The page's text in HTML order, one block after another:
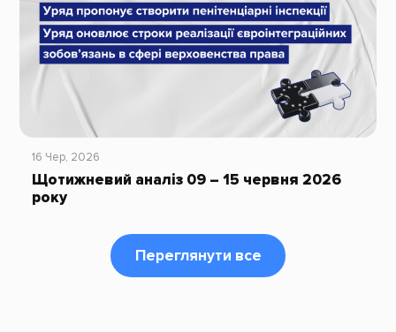
16 Чер, 2026
Щотижневий аналіз 09 – 15 червня 2026
року
Переглянути все